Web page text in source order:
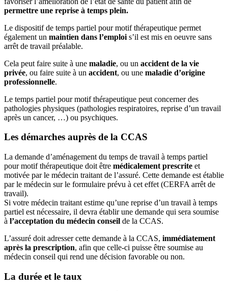
permettre une reprise à temps plein.
Le dispositif de temps partiel pour motif thérapeutique permet
également un maintien dans l’emploi s’il est mis en oeuvre sans
arrêt de travail préalable.
Cela peut faire suite à une maladie, ou un accident de la vie
privée, ou faire suite à un accident, ou une maladie d’origine
professionnelle.
Le temps partiel pour motif thérapeutique peut concerner des
pathologies physiques (pathologies respiratoires, reprise d’un travail
après un cancer, …) ou psychiques.
Les démarches auprès de la CCAS
La demande d’aménagement du temps de travail à temps partiel
pour motif thérapeutique doit être médicalement prescrite et
motivée par le médecin traitant de l’assuré. Cette demande est établie
par le médecin sur le formulaire prévu à cet effet (CERFA arrêt de
travail).
Si votre médecin traitant estime qu’une reprise d’un travail à temps
partiel est nécessaire, il devra établir une demande qui sera soumise
à l’acceptation du médecin conseil de la CCAS.
L’assuré doit adresser cette demande à la CCAS, immédiatement
après la prescription, afin que celle-ci puisse être soumise au
médecin conseil qui rend une décision favorable ou non.
La durée et le taux